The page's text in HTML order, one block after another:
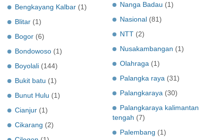
Bengkayang Kalbar (1)
Blitar (1)
Bogor (6)
Bondowoso (1)
Boyolali (144)
Bukit batu (1)
Bunut Hulu (1)
Cianjur (1)
Cikarang (2)
Nanga Badau (1)
Nasional (81)
NTT (2)
Nusakambangan (1)
Olahraga (1)
Palangka raya (31)
Palangkaraya (30)
Palangkaraya kalimantan
tengah (7)
Palembang (1)